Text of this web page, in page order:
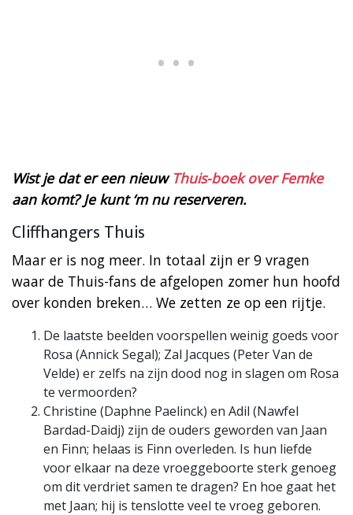
Wist je dat er een nieuw Thuis-boek over Femke
aan komt? Je kunt ‘m nu reserveren.
Cliffhangers Thuis
Maar er is nog meer. In totaal zijn er 9 vragen
waar de Thuis-fans de afgelopen zomer hun hoofd
over konden breken… We zetten ze op een rijtje.
De laatste beelden voorspellen weinig goeds voor
Rosa (Annick Segal); Zal Jacques (Peter Van de
Velde) er zelfs na zijn dood nog in slagen om Rosa
te vermoorden?
Christine (Daphne Paelinck) en Adil (Nawfel
Bardad-Daidj) zijn de ouders geworden van Jaan
en Finn; helaas is Finn overleden. Is hun liefde
voor elkaar na deze vroeggeboorte sterk genoeg
om dit verdriet samen te dragen? En hoe gaat het
met Jaan; hij is tenslotte veel te vroeg geboren.